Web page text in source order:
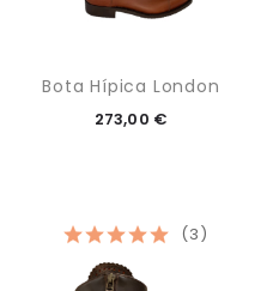
Bota Hípica London
273,00 €
(3)